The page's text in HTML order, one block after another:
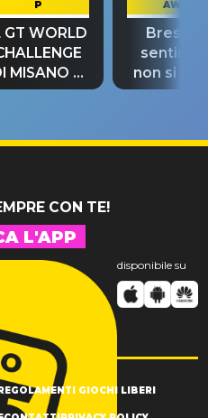
P
GT WORLD
MISANO si
AWAY
Bresh:
non si
fino alla
CON TE!
L'APP
disponibile su
GIOCHI LIBERI